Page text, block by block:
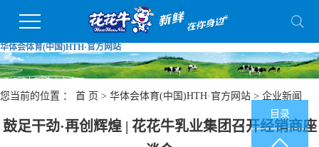
华体会体育(中国)HTH·官方网站
您当前的位置 ： 首 页 > 华体会体育(中国)HTH·官方网站 > 企业新闻
鼓足干劲·再创辉煌 | 花花牛乳业集团召开经销商座
目录